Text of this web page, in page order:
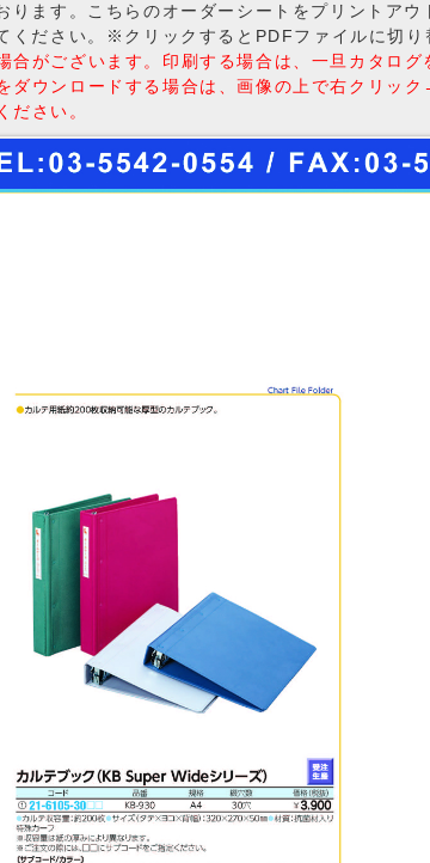
ります。こちらのオーダーシートをプリントアウ
ください。※クリックするとPDFファイルに切り
がございます。印刷する場合は、一旦カタログ
ダウンロードする場合は、画像の上で右クリッ
ださい。